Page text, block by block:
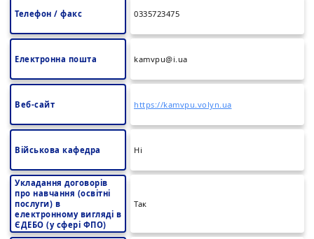
Телефон / факс 0335723475
Електронна пошта kamvpu@i.ua
Веб-сайт https://kamvpu.volyn.ua
Військова кафедра Ні
Укладання договорів
про навчання (освітні
послуги) в
електронному вигляді в
ЄДЕБО (у сфері ФПО)
Так